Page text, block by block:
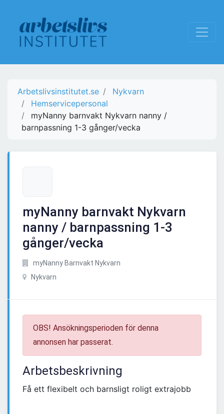
Arbetslivsinstitutet.se
Nykvarn
Hemservicepersonal
myNanny barnvakt Nykvarn nanny /
barnpassning 1-3 gånger/vecka
myNanny barnvakt Nykvarn
nanny / barnpassning 1-3
gånger/vecka
myNanny Barnvakt Nykvarn
Nykvarn
OBS! Ansökningsperioden för denna
annonsen har passerat.
Arbetsbeskrivning
Få ett flexibelt och barnsligt roligt extrajobb